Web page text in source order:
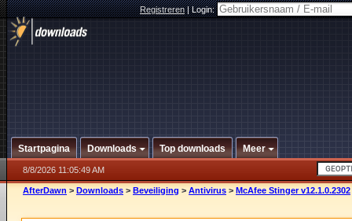
Registreren|Login:
Startpagina Downloads Top downloads Meer
8/8/2026 11:05:49 AM
AfterDawn > Downloads > Beveiliging > Antivirus > McAfee Stinger v12.1.0.2302